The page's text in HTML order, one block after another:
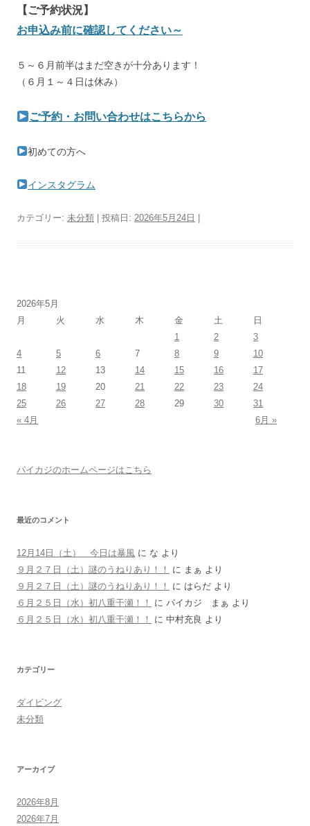
【ご予約状況】
お申込み前に確認してください～
５～６月前半はまだ空きが十分あります！
（６月１～４日は休み）
ご予約・お問い合わせはこちらから
初めての方へ
インスタグラム
カテゴリー: 未分類 | 投稿日: 2026年5月24日
2026年5月
月
火 水 木 金 土
日
1
2
3
4
5 6 7 8 9
10
11
12 13 14 15 16
17
18
19 20 21 22 23
24
25
26 27 28 29 30
31
« 4月
6月 »
パイカジのホームページはこちら
最近のコメント
12月14日（土） 今日は暴風 に な より
９月２７日（土）謎のうねりあり！！
に まぁ より
９月２７日（土）謎のうねりあり！！
に はらだ より
６月２５日（水）初八重干瀬！！
に パイカジ まぁ より
６月２５日（水）初八重干瀬！！
に 中村充良 より
カテゴリー
ダイビング
未分類
アーカイブ
2026年8月
2026年7月